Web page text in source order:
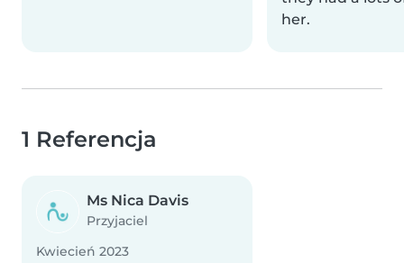
her.
1 Referencja
Ms Nica Davis
Przyjaciel
Kwiecień 2023